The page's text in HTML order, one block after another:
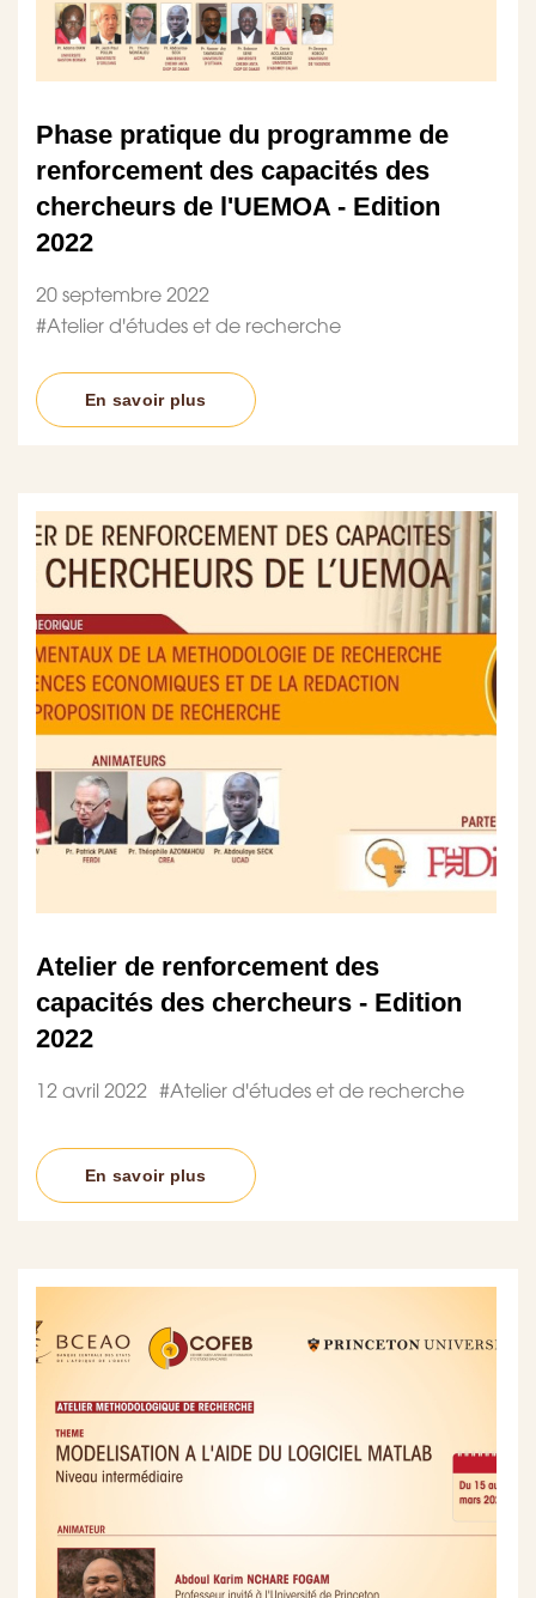
Phase pratique du programme de
renforcement des capacités des
chercheurs de l'UEMOA - Edition
2022
20 septembre 2022
#Atelier d'études et de recherche
En savoir plus
Atelier de renforcement des
capacités des chercheurs - Edition
2022
12 avril 2022 #Atelier d'études et de recherche
En savoir plus